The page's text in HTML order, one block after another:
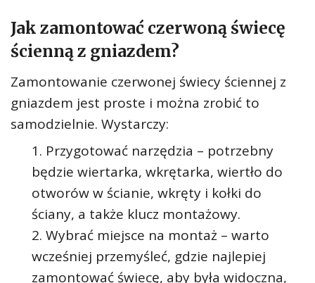
Jak zamontować czerwoną świecę
ścienną z gniazdem?
Zamontowanie czerwonej świecy ściennej z
gniazdem jest proste i można zrobić to
samodzielnie. Wystarczy:
Przygotować narzędzia – potrzebny
będzie wiertarka, wkrętarka, wiertło do
otworów w ścianie, wkręty i kołki do
ściany, a także klucz montażowy.
Wybrać miejsce na montaż – warto
wcześniej przemyśleć, gdzie najlepiej
zamontować świecę, aby była widoczna,